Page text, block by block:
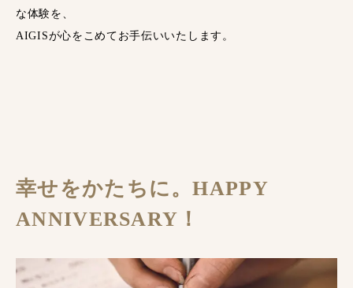
な体験を、
AIGISが心をこめてお手伝いいたします。
幸せをかたちに。HAPPY
ANNIVERSARY！